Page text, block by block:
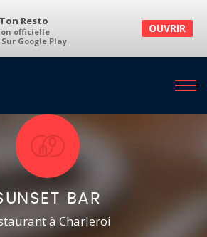
Resto
officielle
Google Play
OUVRIR
BAR
à Charleroi